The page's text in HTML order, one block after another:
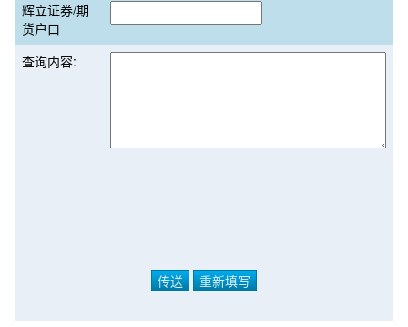
辉立证券/期
货户口
查询内容: